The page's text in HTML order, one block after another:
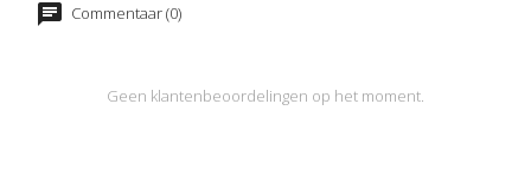
Commentaar (0)
Geen klantenbeoordelingen op het moment.